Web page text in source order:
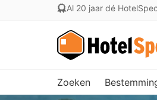
Al 20 jaar dé
Zoeken